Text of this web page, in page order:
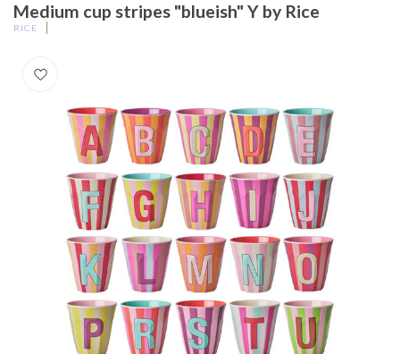
Medium cup stripes "blueish" Y by Rice
RICE